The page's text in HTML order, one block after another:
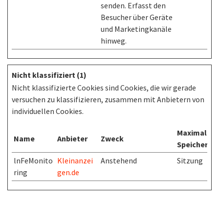
senden. Erfasst den
Besucher über Geräte
und Marketingkanäle
hinweg.
Nicht klassifiziert (1)
Nicht klassifizierte Cookies sind Cookies, die wir gerade
versuchen zu klassifizieren, zusammen mit Anbietern von
individuellen Cookies.
Name Anbieter Zweck
Maximale
lnFeMonito
ring
Kleinanzei
gen.de
Anstehend Sitzung